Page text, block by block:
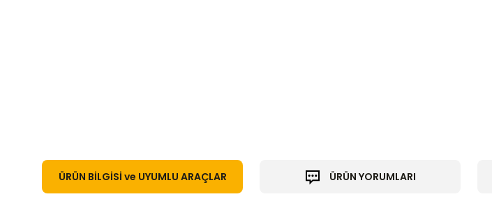
ÜRÜN BİLGİSİ ve UYUMLU ARAÇLAR ÜRÜN YORUMLARI